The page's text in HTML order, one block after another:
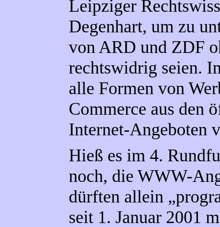
Leipziger
Degenhart, um zu
von ARD und ZDF
rechtswidrig seien.
alle Formen von
Commerce aus den
Internet-Angeboten
Hieß es im 4.
noch, die WWW-
dürften allein
seit 1. Januar 2001